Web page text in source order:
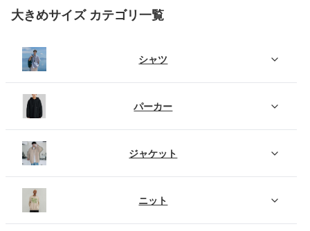
大きめサイズ カテゴリ一覧
シャツ
パーカー
ジャケット
ニット